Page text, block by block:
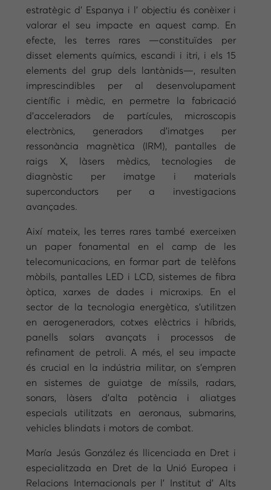
estratègic d’ Espanya i l’ objectiu és conèixer i
valorar el seu impacte en aquest camp. En
efecte, les terres rares —constituïdes per
disset elements químics, escandi i itri, i els 15
elements del grup dels lantànids—, resulten
imprescindibles per al desenvolupament
científic i mèdic, en permetre la fabricació
d’acceleradors de partícules, microscopis
electrònics, generadors d’imatges per
ressonància magnètica (IRM), pantalles de
raigs X, làsers mèdics, tecnologies de
diagnòstic per imatge i materials
superconductors per a investigacions
avançades.
Així mateix, les terres rares també exerceixen
un paper fonamental en el camp de les
telecomunicacions, en formar part de telèfons
mòbils, pantalles LED i LCD, sistemes de fibra
òptica, xarxes de dades i microxips. En el
sector de la tecnologia energètica, s’utilitzen
en aerogeneradors, cotxes elèctrics i híbrids,
panells solars avançats i processos de
refinament de petroli. A més, el seu impacte
és crucial en la indústria militar, on s’empren
en sistemes de guiatge de míssils, radars,
sonars, làsers d’alta potència i aliatges
especials utilitzats en aeronaus, submarins,
vehicles blindats i motors de combat.
María Jesús González és llicenciada en Dret i
especialitzada en Dret de la Unió Europea i
Relacions Internacionals per l’ Institut d’ Alts